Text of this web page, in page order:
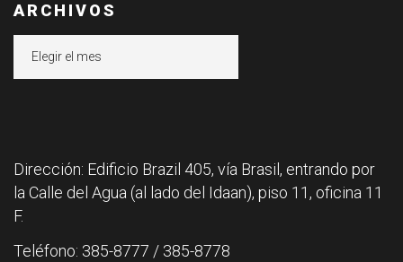
ARCHIVOS
Dirección: Edificio Brazil 405, vía Brasil, entrando por
la Calle del Agua (al lado del Idaan), piso 11, oficina 11
F.
Teléfono: 385-8777 / 385-8778